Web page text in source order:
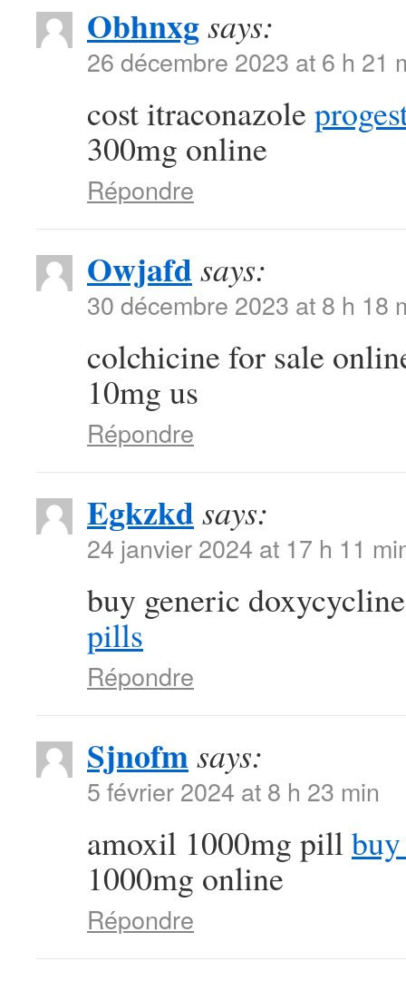
Obhnxgsays:
26 décembre 2023 at 6 h 21
cost itraconazole
300mg online
Répondre
Owjafdsays:
30 décembre 2023 at 8 h 18
colchicine for sale
10mg us
Répondre
Egkzkdsays:
24 janvier 2024 at 17 h 11
buy generic
pills
Répondre
Sjnofmsays:
5 février 2024 at 8 h 23 min
amoxil 1000mg pill
1000mg online
Répondre